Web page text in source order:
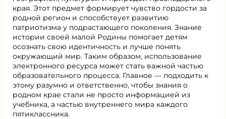
края. Этот предмет формирует чувство гордости за
родной регион и способствует развитию
патриотизма у подрастающего поколения. Знание
истории своей малой Родины помогает детям
осознать свою идентичность и лучше понять
окружающий мир. Таким образом, использование
электронного ресурса может стать важной частью
образовательного процесса. Главное — подходить к
этому разумно и ответственно, чтобы знания о
родном крае стали не просто информацией из
учебника, а частью внутреннего мира каждого
пятиклассника.